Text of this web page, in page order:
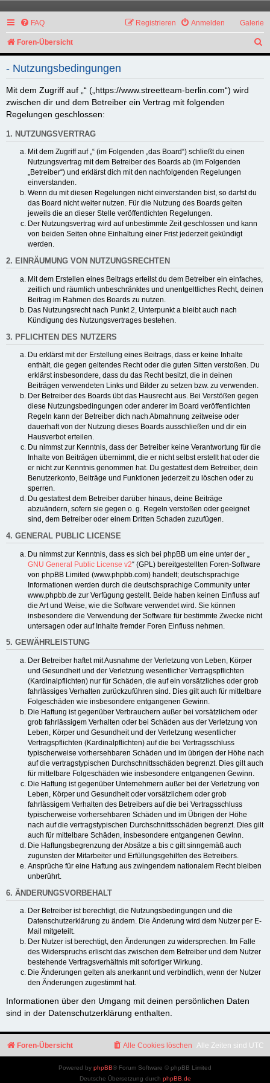
Galerie
FAQ Anmelden
Registrieren
Foren-Übersicht
u
- Nutzungsbedingungen
Mit dem Zugriff auf „“ („https://www.streetteam-berlin.com“) wird
zwischen dir und dem Betreiber ein Vertrag mit folgenden
Regelungen geschlossen:
1. NUTZUNGSVERTRAG
Mit dem Zugriff auf „“ (im Folgenden „das Board“) schließt du einen
Nutzungsvertrag mit dem Betreiber des Boards ab (im Folgenden
„Betreiber“) und erklärst dich mit den nachfolgenden Regelungen
einverstanden.
Wenn du mit diesen Regelungen nicht einverstanden bist, so darfst du
das Board nicht weiter nutzen. Für die Nutzung des Boards gelten
jeweils die an dieser Stelle veröffentlichten Regelungen.
Der Nutzungsvertrag wird auf unbestimmte Zeit geschlossen und kann
von beiden Seiten ohne Einhaltung einer Frist jederzeit gekündigt
werden.
2. EINRÄUMUNG VON NUTZUNGSRECHTEN
Mit dem Erstellen eines Beitrags erteilst du dem Betreiber ein einfaches,
zeitlich und räumlich unbeschränktes und unentgeltliches Recht, deinen
Beitrag im Rahmen des Boards zu nutzen.
Das Nutzungsrecht nach Punkt 2, Unterpunkt a bleibt auch nach
Kündigung des Nutzungsvertrages bestehen.
3. PFLICHTEN DES NUTZERS
Du erklärst mit der Erstellung eines Beitrags, dass er keine Inhalte
enthält, die gegen geltendes Recht oder die guten Sitten verstoßen. Du
erklärst insbesondere, dass du das Recht besitzt, die in deinen
Beiträgen verwendeten Links und Bilder zu setzen bzw. zu verwenden.
Der Betreiber des Boards übt das Hausrecht aus. Bei Verstößen gegen
diese Nutzungsbedingungen oder anderer im Board veröffentlichten
Regeln kann der Betreiber dich nach Abmahnung zeitweise oder
dauerhaft von der Nutzung dieses Boards ausschließen und dir ein
Hausverbot erteilen.
Du nimmst zur Kenntnis, dass der Betreiber keine Verantwortung für die
Inhalte von Beiträgen übernimmt, die er nicht selbst erstellt hat oder die
er nicht zur Kenntnis genommen hat. Du gestattest dem Betreiber, dein
Benutzerkonto, Beiträge und Funktionen jederzeit zu löschen oder zu
sperren.
Du gestattest dem Betreiber darüber hinaus, deine Beiträge
abzuändern, sofern sie gegen o. g. Regeln verstoßen oder geeignet
sind, dem Betreiber oder einem Dritten Schaden zuzufügen.
4. GENERAL PUBLIC LICENSE
Du nimmst zur Kenntnis, dass es sich bei phpBB um eine unter der „
GNU General Public License v2“ (GPL) bereitgestellten Foren-Software
von phpBB Limited (www.phpbb.com) handelt; deutschsprachige
Informationen werden durch die deutschsprachige Community unter
www.phpbb.de zur Verfügung gestellt. Beide haben keinen Einfluss auf
die Art und Weise, wie die Software verwendet wird. Sie können
insbesondere die Verwendung der Software für bestimmte Zwecke nicht
untersagen oder auf Inhalte fremder Foren Einfluss nehmen.
5. GEWÄHRLEISTUNG
Der Betreiber haftet mit Ausnahme der Verletzung von Leben, Körper
und Gesundheit und der Verletzung wesentlicher Vertragspflichten
(Kardinalpflichten) nur für Schäden, die auf ein vorsätzliches oder grob
fahrlässiges Verhalten zurückzuführen sind. Dies gilt auch für mittelbare
Folgeschäden wie insbesondere entgangenen Gewinn.
Die Haftung ist gegenüber Verbrauchern außer bei vorsätzlichem oder
grob fahrlässigem Verhalten oder bei Schäden aus der Verletzung von
Leben, Körper und Gesundheit und der Verletzung wesentlicher
Vertragspflichten (Kardinalpflichten) auf die bei Vertragsschluss
typischerweise vorhersehbaren Schäden und im übrigen der Höhe nach
auf die vertragstypischen Durchschnittsschäden begrenzt. Dies gilt auch
für mittelbare Folgeschäden wie insbesondere entgangenen Gewinn.
Die Haftung ist gegenüber Unternehmern außer bei der Verletzung von
Leben, Körper und Gesundheit oder vorsätzlichem oder grob
fahrlässigem Verhalten des Betreibers auf die bei Vertragsschluss
typischerweise vorhersehbaren Schäden und im Übrigen der Höhe
nach auf die vertragstypischen Durchschnittsschäden begrenzt. Dies gilt
auch für mittelbare Schäden, insbesondere entgangenen Gewinn.
Die Haftungsbegrenzung der Absätze a bis c gilt sinngemäß auch
zugunsten der Mitarbeiter und Erfüllungsgehilfen des Betreibers.
Ansprüche für eine Haftung aus zwingendem nationalem Recht bleiben
unberührt.
6. ÄNDERUNGSVORBEHALT
Der Betreiber ist berechtigt, die Nutzungsbedingungen und die
Datenschutzerklärung zu ändern. Die Änderung wird dem Nutzer per E-
Mail mitgeteilt.
Der Nutzer ist berechtigt, den Änderungen zu widersprechen. Im Falle
des Widerspruchs erlischt das zwischen dem Betreiber und dem Nutzer
bestehende Vertragsverhältnis mit sofortiger Wirkung.
Die Änderungen gelten als anerkannt und verbindlich, wenn der Nutzer
den Änderungen zugestimmt hat.
Informationen über den Umgang mit deinen persönlichen Daten
sind in der Datenschutzerklärung enthalten.
Foren-Übersicht Alle Zeiten sind UTC
Alle Cookies löschen
Powered by phpBB® Forum Software © phpBB Limited
Deutsche Übersetzung durch phpBB.de